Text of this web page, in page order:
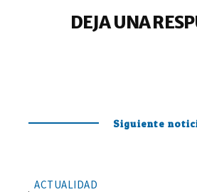
DEJA UNA
Siguiente
ACTUALIDAD